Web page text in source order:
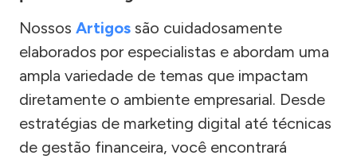
Nossos Artigos são cuidadosamente
elaborados por especialistas e abordam uma
ampla variedade de temas que impactam
diretamente o ambiente empresarial. Desde
estratégias de marketing digital até técnicas
de gestão financeira, você encontrará